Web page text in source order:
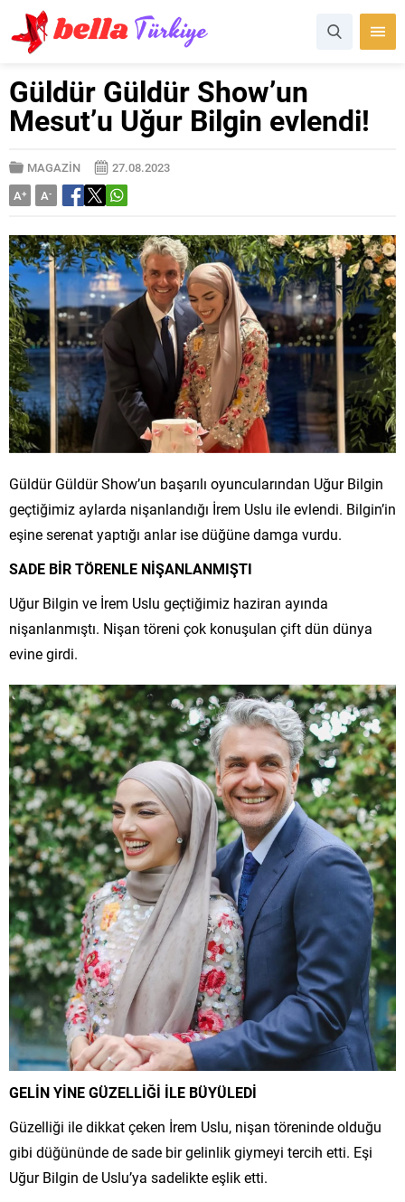
Güldür Güldür Show’un
Mesut’u Uğur Bilgin evlendi!
MAGAZİN
27.08.2023
A+ A-
Güldür Güldür Show’un başarılı oyuncularından Uğur Bilgin
geçtiğimiz aylarda nişanlandığı İrem Uslu ile evlendi. Bilgin’in
eşine serenat yaptığı anlar ise düğüne damga vurdu.
SADE BİR TÖRENLE NİŞANLANMIŞTI
Uğur Bilgin ve İrem Uslu geçtiğimiz haziran ayında
nişanlanmıştı. Nişan töreni çok konuşulan çift dün dünya
evine girdi.
GELİN YİNE GÜZELLİĞİ İLE BÜYÜLEDİ
Güzelliği ile dikkat çeken İrem Uslu, nişan töreninde olduğu
gibi düğününde de sade bir gelinlik giymeyi tercih etti. Eşi
Uğur Bilgin de Uslu’ya sadelikte eşlik etti.